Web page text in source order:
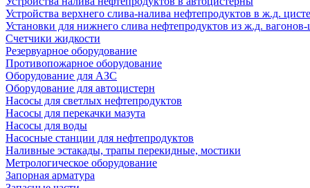
Устройства верхнего слива-налива нефтепродуктов в ж.д.
Установки для нижнего слива нефтепродуктов из ж.д. вагонов-
Счетчики жидкости
Резервуарное оборудование
Противопожарное оборудование
Оборудование для АЗС
Оборудование для автоцистерн
Насосы для светлых нефтепродуктов
Насосы для перекачки мазута
Насосы для воды
Насосные станции для нефтепродуктов
Наливные эстакады, трапы перекидные, мостики
Метрологическое оборудование
Запорная арматура